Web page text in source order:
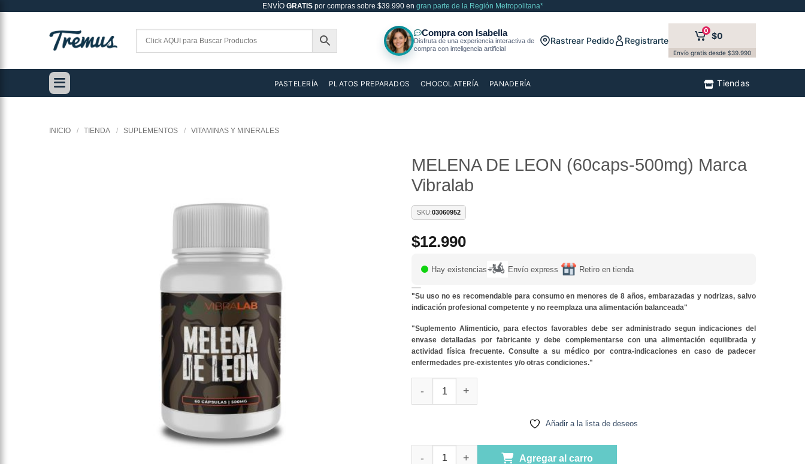
ENVÍO GRATISpor compras sobre $39.990 en gran parte de la Región Metropolitana*
Rastrear Pedido Registrarte
0 $0
Envío gratis desde $39.990
PASTELERÍA PLATOS PREPARADOS CHOCOLATERÍA PANADERÍA Tiendas
INICIO / TIENDA / SUPLEMENTOS / VITAMINAS Y MINERALES
MELENA DE LEON (60caps-500mg) Marca
Vibralab
SKU:03060952
$12.990
Hay existencias Envío express Retiro en tienda
"Su uso no es recomendable para consumo en menores de 8 años, embarazadas y nodrizas, salvo
indicación profesional competente y no reemplaza una alimentación balanceada"
"Suplemento Alimenticio, para efectos favorables debe ser administrado segun indicaciones del
envase detalladas por fabricante y debe complementarse con una alimentación equilibrada y
actividad física frecuente. Consulte a su médico por contra-indicaciones en caso de padecer
enfermedades pre-existentes y/o otras condiciones."
Añadir a la lista de deseos
MELENA DE LEON (60caps-500mg) Marca Vibralab cantidad
Agregar al carro